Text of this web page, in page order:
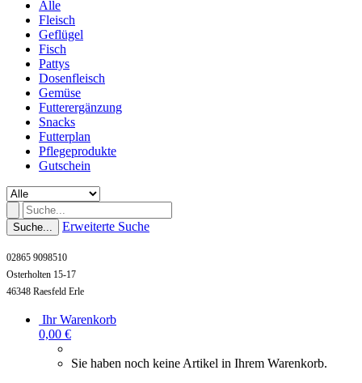
Alle
Fleisch
Geflügel
Fisch
Pattys
Dosenfleisch
Gemüse
Futterergänzung
Snacks
Futterplan
Pflegeprodukte
Gutschein
Suche... Erweiterte Suche
02865 9098510
Osterholten 15-17
46348 Raesfeld Erle
Ihr Warenkorb
0,00 €
Sie haben noch keine Artikel in Ihrem Warenkorb.